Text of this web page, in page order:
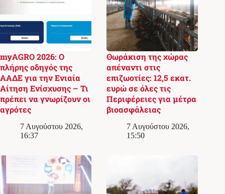
myAGRO 2026: Ο
πλήρης οδηγός της
ΑΑΔΕ για την Ενιαία
Αίτηση Ενίσχυσης – Τι
πρέπει να γνωρίζουν οι
αγρότες
7 Αυγούστου 2026,
16:37
Θωράκιση της χώρας
απέναντι στις
επιζωοτίες: 12,5 εκατ.
ευρώ σε όλες τις
Περιφέρειες για μέτρα
βιοασφάλειας
7 Αυγούστου 2026,
15:50